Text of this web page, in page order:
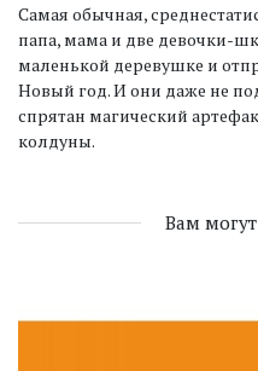
Самая обычная,
папа, мама и две девочки-
маленькой деревушке и
Новый год. И они даже не
спрятан магический
колдуны.
Вам